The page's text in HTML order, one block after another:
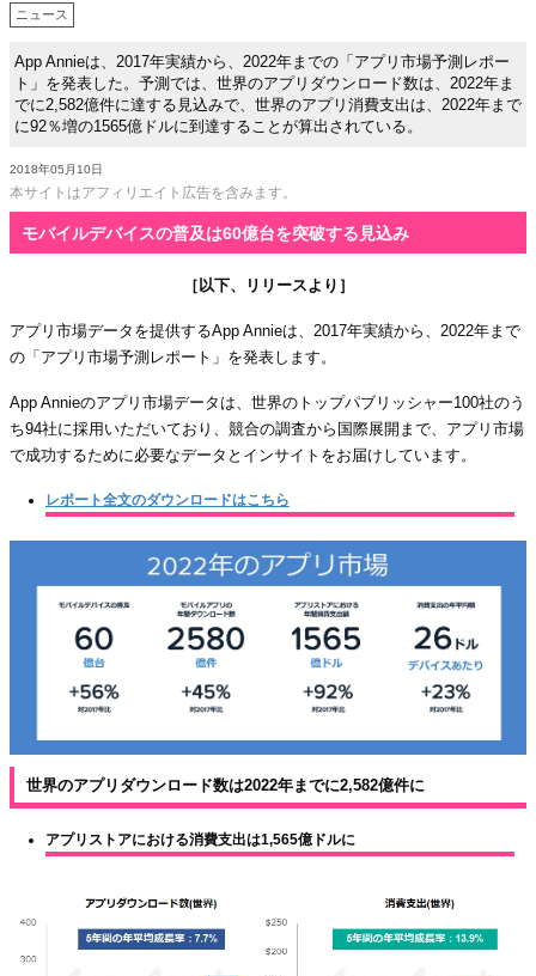
ニュース
App Annieは、2017年実績から、2022年までの「アプリ市場予測レポー
ト」を発表した。予測では、世界のアプリダウンロード数は、2022年ま
でに2,582億件に達する見込みで、世界のアプリ消費支出は、2022年まで
に92％増の1565億ドルに到達することが算出されている。
2018年05月10日
本サイトはアフィリエイト広告を含みます。
モバイルデバイスの普及は60億台を突破する見込み
［以下、リリースより］
アプリ市場データを提供するApp Annieは、2017年実績から、2022年まで
の「アプリ市場予測レポート」を発表します。
App Annieのアプリ市場データは、世界のトップパブリッシャー100社のう
ち94社に採用いただいており、競合の調査から国際展開まで、アプリ市場
で成功するために必要なデータとインサイトをお届けしています。
レポート全文のダウンロードはこちら
世界のアプリダウンロード数は2022年までに2,582億件に
アプリストアにおける消費支出は1,565億ドルに